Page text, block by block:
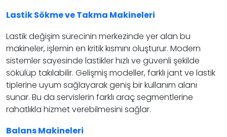
Lastik Sökme ve Takma Makineleri
Lastik değişim sürecinin merkezinde yer alan bu
makineler, işlemin en kritik kısmını oluşturur. Modern
sistemler sayesinde lastikler hızlı ve güvenli şekilde
sökülüp takılabilir. Gelişmiş modeller, farklı jant ve lastik
tiplerine uyum sağlayarak geniş bir kullanım alanı
sunar. Bu da servislerin farklı araç segmentlerine
rahatlıkla hizmet verebilmesini sağlar.
Balans Makineleri